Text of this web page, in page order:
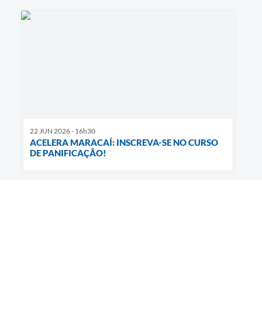
22 JUN 2026 - 16h30
ACELERA MARACAÍ: INSCREVA-SE NO CURSO
DE PANIFICAÇÃO!